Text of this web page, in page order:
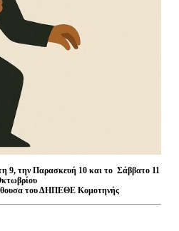
9, την Παρασκευή 10 και το Σάββατο 11
του ΔΗΠΕΘΕ Κομοτηνής